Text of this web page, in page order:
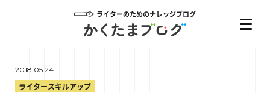
ライターのためのナレッジブログ
ライタースキルアップ
2018.05.24